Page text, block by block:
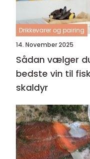
Drikkevarer og pairing
14. November 2025
Sådan vælger
bedste vin til
skaldyr